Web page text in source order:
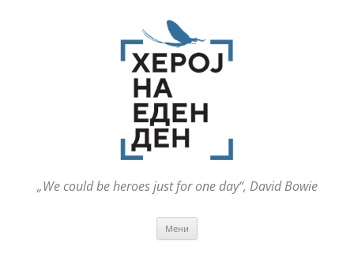
„We could be heroes just for one day“, David Bowie
Мени